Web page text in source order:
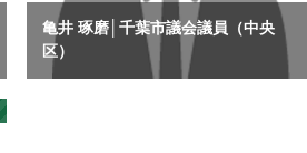
亀井 琢磨│千葉市議会議員（中央
区）